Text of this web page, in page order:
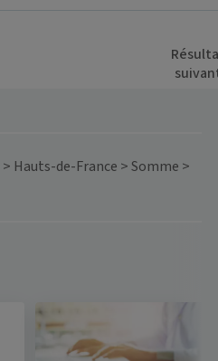
> Hauts-de-France >Somme >